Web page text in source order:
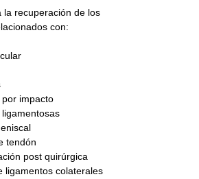
la recuperación de los
con:
impacto
tendón
post quirúrgica
colaterales